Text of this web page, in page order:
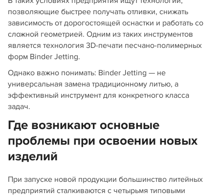
позволяющие быстрее получать отливки, снижать
зависимость от дорогостоящей оснастки и работать со
сложной геометрией. Одним из таких инструментов
является технология 3D-печати песчано-полимерных
форм Binder Jetting.
Однако важно понимать: Binder Jetting — не
универсальная замена традиционному литью, а
эффективный инструмент для конкретного класса
задач.
Где возникают основные
проблемы при освоении новых
изделий
При запуске новой продукции большинство литейных
предприятий сталкиваются с четырьмя типовыми